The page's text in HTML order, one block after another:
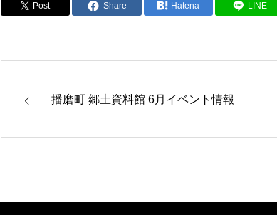
Post Share Hatena LINE
播磨町 郷土資料館 6月イベント情報